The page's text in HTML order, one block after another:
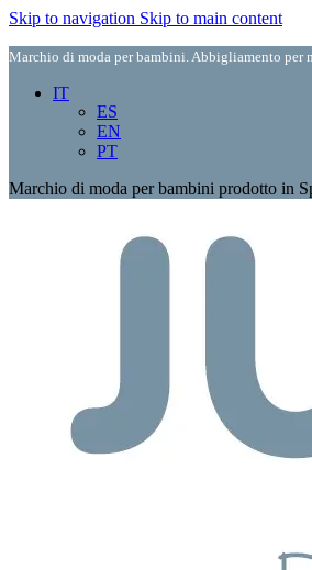
Skip to navigation Skip to main content
Marchio di moda per bambini. Abbigliamento per
IT
ES
EN
PT
Marchio di moda per bambini prodotto in